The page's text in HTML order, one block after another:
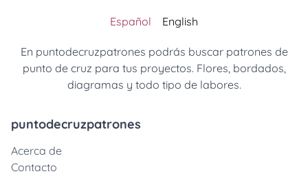
Español English
En puntodecruzpatrones podrás buscar patrones de
punto de cruz para tus proyectos. Flores, bordados,
diagramas y todo tipo de labores.
puntodecruzpatrones
Acerca de
Contacto